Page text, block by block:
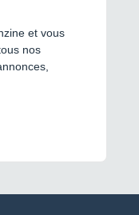
et vous
nos